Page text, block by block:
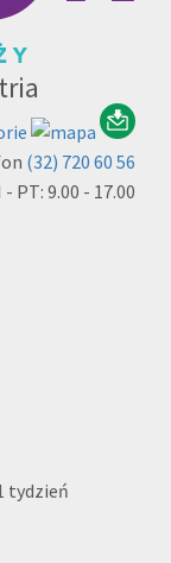
(32) 720 60 56
- PT: 9.00 - 17.00
tydzień